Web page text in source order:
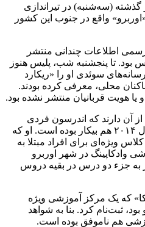
کرد ۱۱ نفر روز گذشته (سه‌شنبه) در تیراندازی
واقع در جنوب این کشور
اطلاعات چندانی منتشر
بود. تا پنجشنبه‌ شب، پلیس هنوز
سوئدی او را «ریکارد
۳۵ ساله از ساکنان محلی، معرفی کرده بودند.
یا هویت قربانیان منتشر نشده بود.
آن دارند که اندرسون فردی
منزوی و گوشه‌گیر بوده و از سال ۲۰۱۴ هم بیکار بوده است. او که
ویژه‌ای برای افراد مبتلا به
وادکاپینگ در شهر اوربرو
به جزء دو درس در بقیه دروس
که یک مرکز آموزشی ویژه
ثبت‌نام کرد. بنا به شواهد
هم ناموفق بوده است.